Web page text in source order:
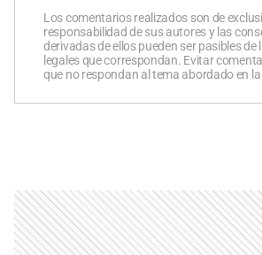
Los comentarios realizados son de
responsabilidad de sus autores y las
derivadas de ellos pueden ser pasibles de
legales que correspondan. Evitar
que no respondan al tema abordado en